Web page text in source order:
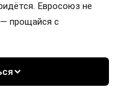
Евросоюз не
прощайся с